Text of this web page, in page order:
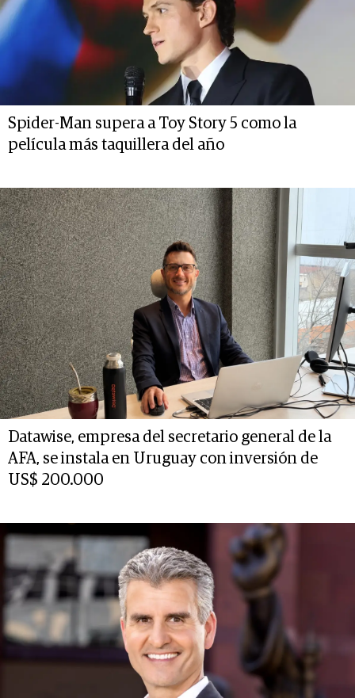
Spider-Man supera a Toy Story 5 como la
película más taquillera del año
Datawise, empresa del secretario general de la
AFA, se instala en Uruguay con inversión de
US$ 200.000